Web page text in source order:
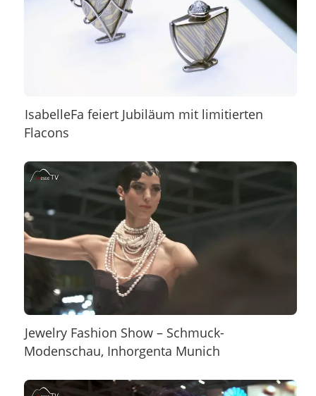
IsabelleFa feiert Jubiläum mit limitierten
Flacons
Jewelry Fashion Show – Schmuck-
Modenschau, Inhorgenta Munich